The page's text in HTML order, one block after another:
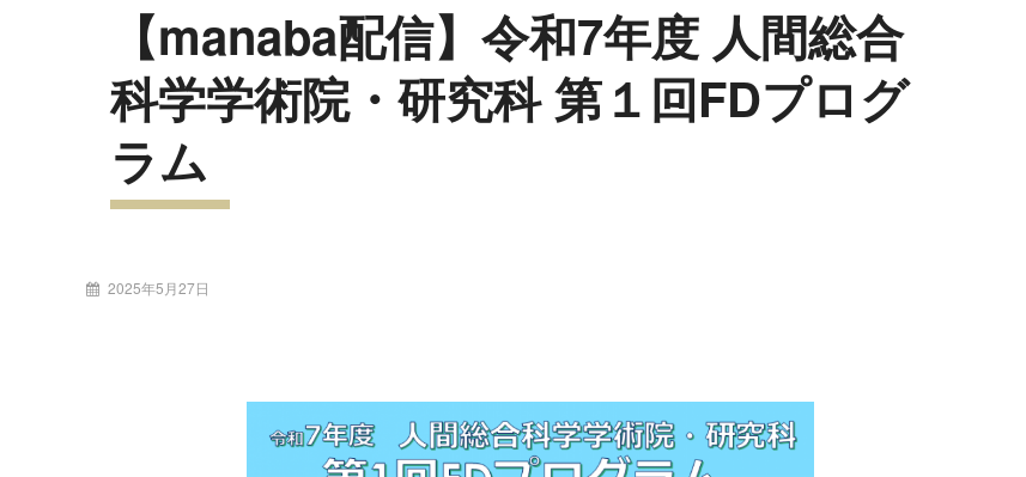
【manaba配信】令和7年度 人間総合
科学学術院・研究科 第１回FDプログ
ラム
投 2025年5月27日